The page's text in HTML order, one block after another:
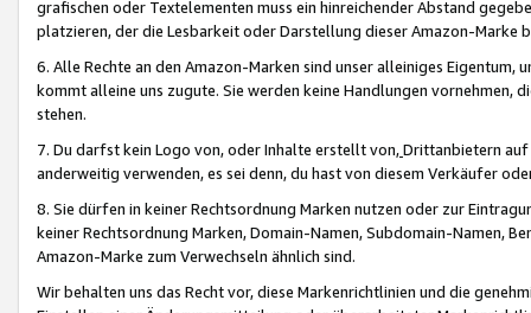
grafischen oder Textelementen muss ein hinreichender Abstand
platzieren, der die Lesbarkeit oder Darstellung dieser Amazon-Marke
6. Alle Rechte an den Amazon-Marken sind unser alleiniges
kommt alleine uns zugute. Sie werden keine Handlungen vornehmen,
stehen.
7. Du darfst kein Logo von, oder Inhalte erstellt von,Drittanbietern auf
anderweitig verwenden, es sei denn, du hast von diesem Verkäufer
8. Sie dürfen in keiner Rechtsordnung Marken nutzen oder zur
keiner Rechtsordnung Marken, Domain-Namen, Subdomain-Namen,
Amazon-Marke zum Verwechseln ähnlich sind.
Wir behalten uns das Recht vor, diese Markenrichtlinien und die